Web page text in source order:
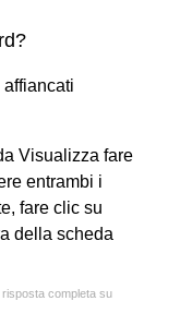
Visualizza fare
entrambi i
fare clic su
della scheda
completa su